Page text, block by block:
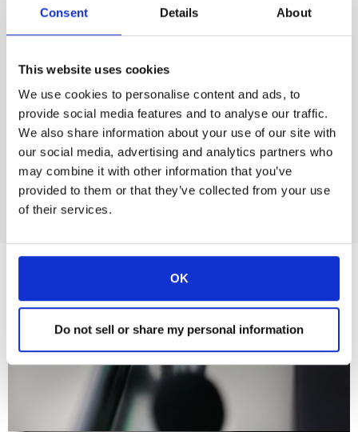
Consent Details About
This website uses cookies
We use cookies to personalise content and ads, to
provide social media features and to analyse our traffic.
We also share information about your use of our site with
our social media, advertising and analytics partners who
may combine it with other information that you’ve
provided to them or that they’ve collected from your use
of their services.
OK
Do not sell or share my personal information
rosso al verde per indicarne lo stato. I microfoni
dato che i tavoli possono essere utilizzati per
scopi diversi.
Custodia orizzontale per il microfono
Indicatore di stato a LED
Motorizzato
Contattaci